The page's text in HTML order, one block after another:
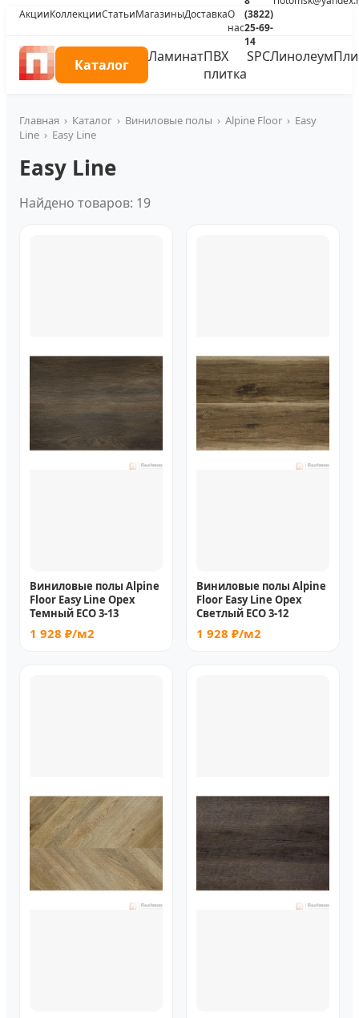
АкцииКоллекцииСтатьиМагазиныДоставкаО
нас
(3822)
25-69-
14
Каталог ЛаминатПВХ
плитка
SPCЛинолеум
Главная › Каталог › Виниловые полы › Alpine Floor › Easy
Line › Easy Line
Easy Line
Найдено товаров: 19
Виниловые полы Alpine
Floor Easy Line Орех
Темный ECO 3-13
1 928 ₽/м2
Виниловые полы Alpine
Floor Easy Line Орех
Светлый ECO 3-12
1 928 ₽/м2